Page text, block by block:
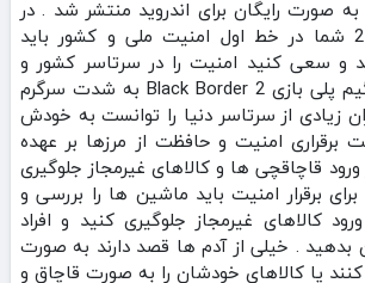
صورت رایگان برای اندروید منتشر شد . در
بازی حاشیه سیاه 2 شما در خط اول امنیت ملی و کشور باید
و سعی کنید امنیت را در سرتاسر کشور و
مرزها برقرار کنید . گیم پلی بازی Black Border 2 به شدت سرگرم
زیادی از سرتاسر دنیا را توانست به خودش
امنیت و حافظت از مرزها بر عهده
قاچاقچی ها و کالاهای غیرمجاز جلوگیری
برقرار امنیت باید ماشین ها را بررسی و
کالاهای غیرمجاز جلوگیری کنید و افراد
بدهید . خیلی از آدم ها قصد دارند به صورت
کنند یا کالاهای خودشان را به صورت قاچاق و